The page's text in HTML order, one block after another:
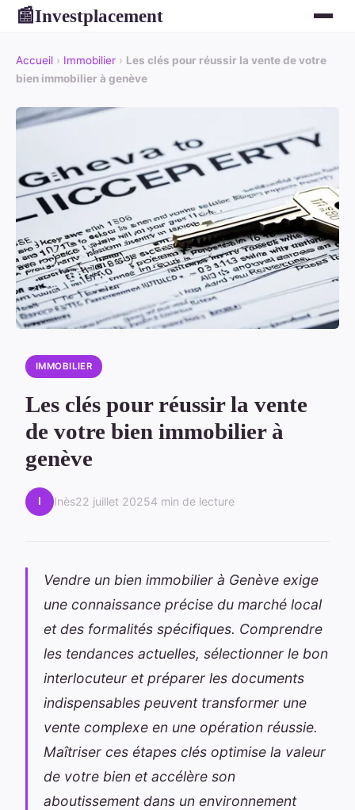
📰Investplacement
Accueil › Immobilier › Les clés pour réussir la vente de votre
bien immobilier à genève
IMMOBILIER
Les clés pour réussir la vente
de votre bien immobilier à
genève
I Inès22 juillet 20254 min de lecture
Vendre un bien immobilier à Genève exige
une connaissance précise du marché local
et des formalités spécifiques. Comprendre
les tendances actuelles, sélectionner le bon
interlocuteur et préparer les documents
indispensables peuvent transformer une
vente complexe en une opération réussie.
Maîtriser ces étapes clés optimise la valeur
de votre bien et accélère son
aboutissement dans un environnement